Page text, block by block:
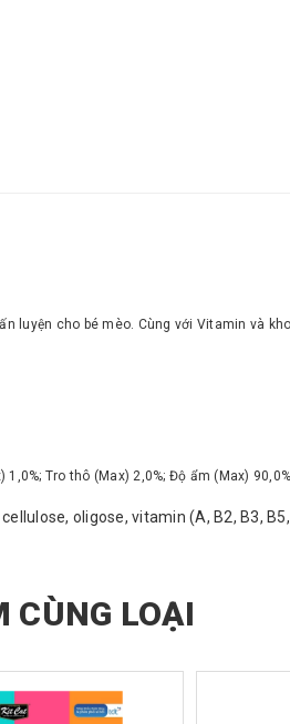
luyện cho bé mèo. Cùng với Vitamin và
Tro thô (Max) 2,0%; Độ ẩm (Max) 90,0%
oligose, vitamin (A, B2, B3,
CÙNG LOẠI